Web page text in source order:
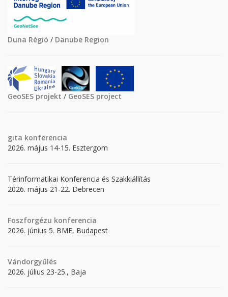
Duna Régió / Danube Region
GeoSES projekt / GeoSES project
gita konferencia
2026. május 14-15. Esztergom
Térinformatikai Konferencia és Szakkiállítás
2026. május 21-22. Debrecen
Foszforgézu konferencia
2026. június 5. BME, Budapest
Vándorgyűlés
2026. július 23-25., Baja